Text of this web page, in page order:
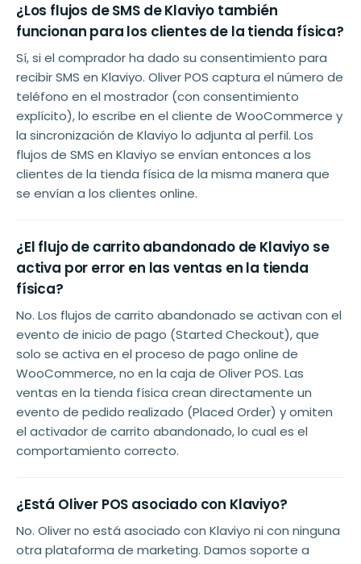
¿Los flujos de SMS de Klaviyo también
funcionan para los clientes de la tienda física?
Sí, si el comprador ha dado su consentimiento para
recibir SMS en Klaviyo. Oliver POS captura el número de
teléfono en el mostrador (con consentimiento
explícito), lo escribe en el cliente de WooCommerce y
la sincronización de Klaviyo lo adjunta al perfil. Los
flujos de SMS en Klaviyo se envían entonces a los
clientes de la tienda física de la misma manera que
se envían a los clientes online.
¿El flujo de carrito abandonado de Klaviyo se
activa por error en las ventas en la tienda
física?
No. Los flujos de carrito abandonado se activan con el
evento de inicio de pago (Started Checkout), que
solo se activa en el proceso de pago online de
WooCommerce, no en la caja de Oliver POS. Las
ventas en la tienda física crean directamente un
evento de pedido realizado (Placed Order) y omiten
el activador de carrito abandonado, lo cual es el
comportamiento correcto.
¿Está Oliver POS asociado con Klaviyo?
No. Oliver no está asociado con Klaviyo ni con ninguna
otra plataforma de marketing. Damos soporte a